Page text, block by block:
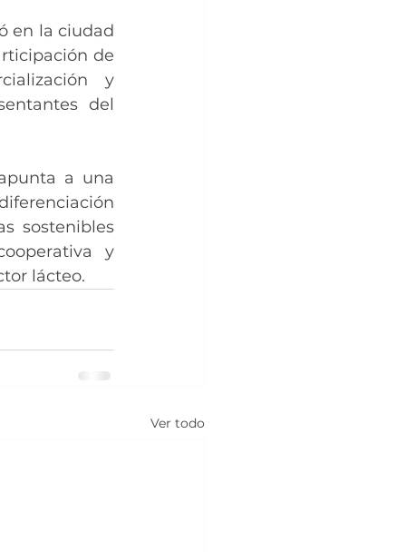
en la ciudad
de
y
del
a una
sostenibles
y
lácteo.
Ver todo